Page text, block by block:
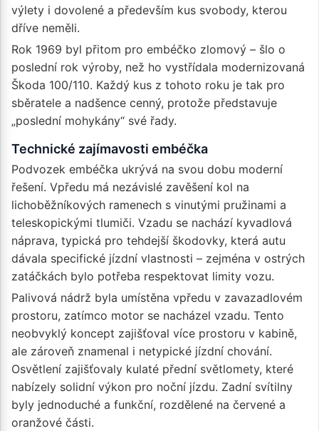
výlety i dovolené a především kus svobody, kterou
dříve neměli.
Rok 1969 byl přitom pro embéčko zlomový – šlo o
poslední rok výroby, než ho vystřídala modernizovaná
Škoda 100/110. Každý kus z tohoto roku je tak pro
sběratele a nadšence cenný, protože představuje
„poslední mohykány“ své řady.
Technické zajímavosti embéčka
Podvozek embéčka ukrývá na svou dobu moderní
řešení. Vpředu má nezávislé zavěšení kol na
lichoběžníkových ramenech s vinutými pružinami a
teleskopickými tlumiči. Vzadu se nachází kyvadlová
náprava, typická pro tehdejší škodovky, která autu
dávala specifické jízdní vlastnosti – zejména v ostrých
zatáčkách bylo potřeba respektovat limity vozu.
Palivová nádrž byla umístěna vpředu v zavazadlovém
prostoru, zatímco motor se nacházel vzadu. Tento
neobvyklý koncept zajišťoval více prostoru v kabině,
ale zároveň znamenal i netypické jízdní chování.
Osvětlení zajišťovaly kulaté přední světlomety, které
nabízely solidní výkon pro noční jízdu. Zadní svítilny
byly jednoduché a funkční, rozdělené na červené a
oranžové části.